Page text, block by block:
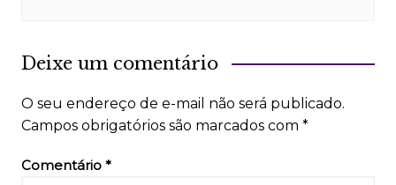
Deixe um comentário
O seu endereço de e-mail não será publicado.
Campos obrigatórios são marcados com *
Comentário *